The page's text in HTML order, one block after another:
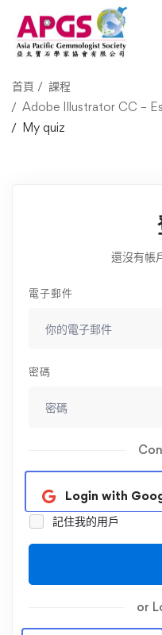
首頁
課程
Adobe Illustrator CC –
My quiz
還沒有帳
電子郵件
密碼
Login with
記住我的用戶
or